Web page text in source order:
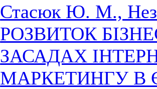
Стасюк Ю. М.,
РОЗВИТОК
ЗАСАДАХ
МАРКЕТИНГУ В